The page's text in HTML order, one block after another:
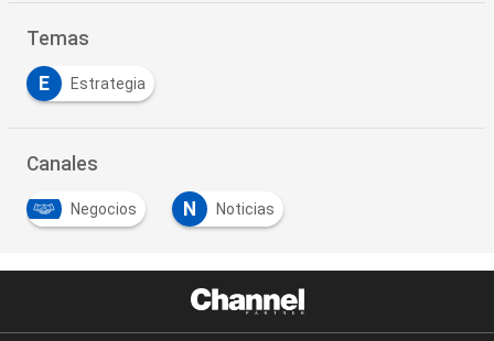
Temas
E Estrategia
Canales
Negocios N Noticias